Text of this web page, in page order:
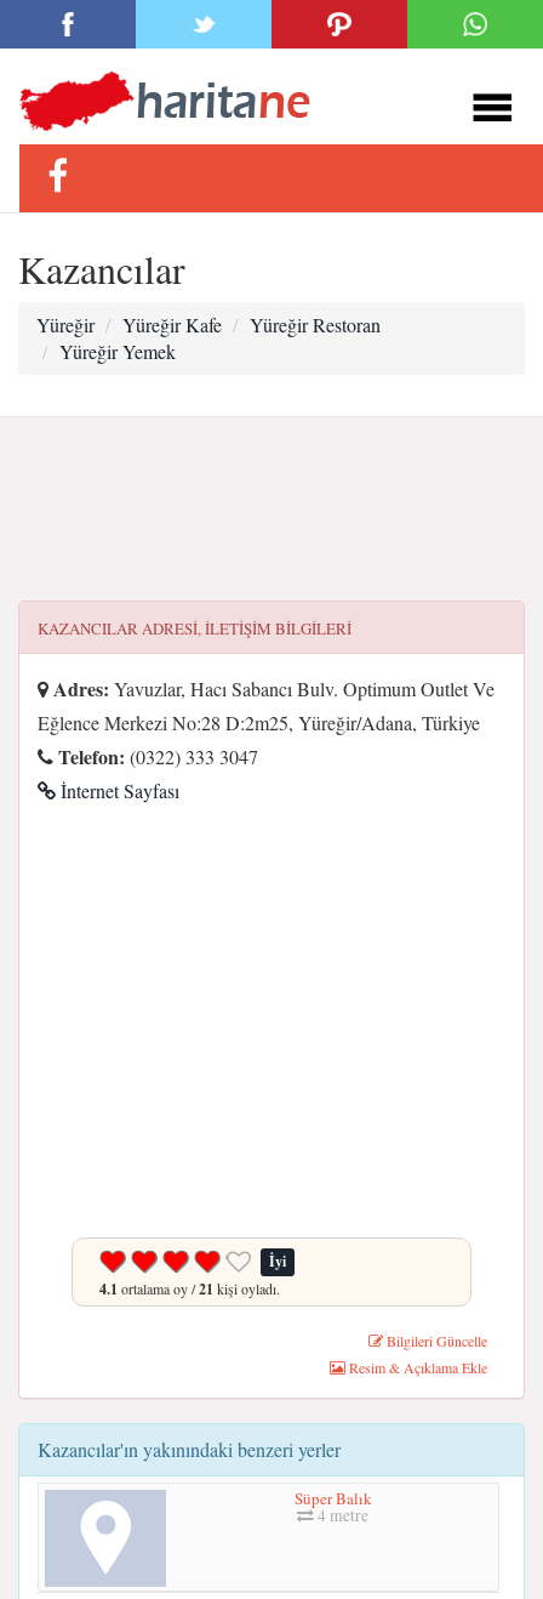
Kazancılar
Yüreğir Yüreğir Kafe
Yüreğir Restoran
Yüreğir Yemek
KAZANCILARADRESI, ILETIŞIM BILGILERI
Adres: Yavuzlar, Hacı Sabancı Bulv. Optimum Outlet Ve
Eğlence Merkezi No:28 D:2m25, Yüreğir/Adana, Türkiye
Telefon: (0322) 333 3047
İnternet Sayfası
İyi
4.1 ortalama oy /21 kişi oyladı.
Bilgileri Güncelle
Resim & Açıklama Ekle
Kazancılar'ın yakınındaki benzeri yerler
Süper Balık
4 metre